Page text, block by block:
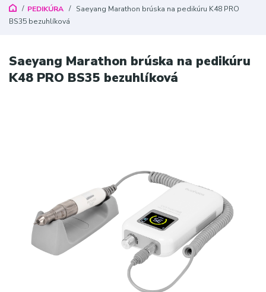
PEDIKÚRA
Saeyang Marathon brúska na pedikúru K48 PRO
BS35 bezuhlíková
Saeyang Marathon brúska na pedikúru
K48 PRO BS35 bezuhlíková